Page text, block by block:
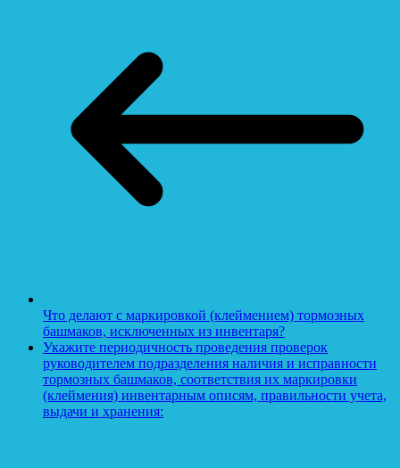
Что делают с маркировкой (клеймением) тормозных
башмаков, исключенных из инвентаря?
Укажите периодичность проведения проверок
руководителем подразделения наличия и исправности
тормозных башмаков, соответствия их маркировки
(клеймения) инвентарным описям, правильности учета,
выдачи и хранения: